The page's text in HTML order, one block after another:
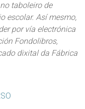
taboleiro de
escolar. Así mesmo,
por vía electrónica
Fondolibros,
dixital da Fábrica